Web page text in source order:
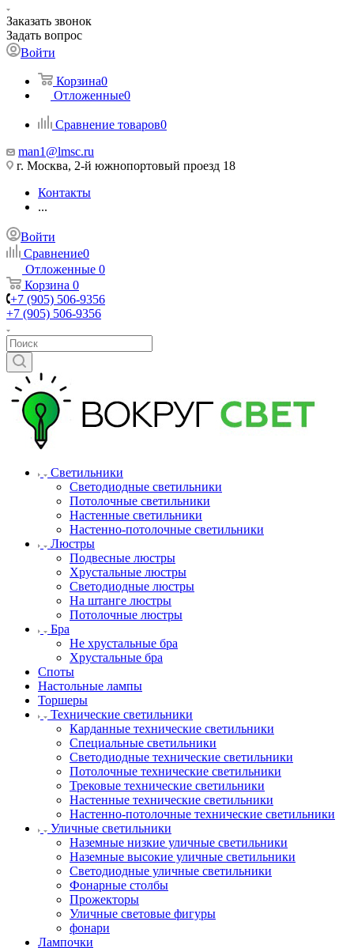
Заказать звонок
Задать вопрос
Войти
Корзина0
Отложенные0
Сравнение товаров0
man1@lmsc.ru
г. Москва, 2-й южнопортовый проезд 18
Контакты
...
Войти
Сравнение0
Отложенные 0
Корзина 0
+7 (905) 506-9356
+7 (905) 506-9356
Светильники
Светодиодные светильники
Потолочные светильники
Настенные светильники
Настенно-потолочные светильники
Люстры
Подвесные люстры
Хрустальные люстры
Светодиодные люстры
На штанге люстры
Потолочные люстры
Бра
Не хрустальные бра
Хрустальные бра
Споты
Настольные лампы
Торшеры
Технические светильники
Карданные технические светильники
Специальные светильники
Светодиодные технические светильники
Потолочные технические светильники
Трековые технические светильники
Настенные технические светильники
Настенно-потолочные технические светильники
Уличные светильники
Наземные низкие уличные светильники
Наземные высокие уличные светильники
Светодиодные уличные светильники
Фонарные столбы
Прожекторы
Уличные световые фигуры
фонари
Лампочки